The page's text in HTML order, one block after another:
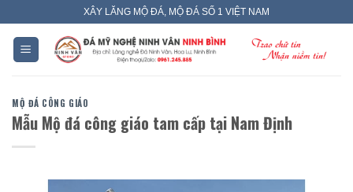
content
XÂY LĂNG MỘ ĐÁ, MỘ ĐÁ SỐ 1 VIỆT NAM
MỘ ĐÁ CÔNG GIÁO
Mẫu Mộ đá công giáo tam cấp tại Nam Định